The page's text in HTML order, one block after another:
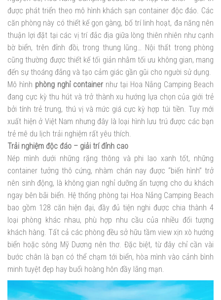
được phát triển theo mô hình khách sạn container độc đáo. Các
căn phòng này có thiết kế gọn gàng, bố trí linh hoạt, đa năng nên
thuận lợi đặt tại các vị trí đắc địa giữa lòng thiên nhiên như cạnh
bờ biển, trên đỉnh đồi, trong thung lũng… Nội thất trong phòng
cũng thường được thiết kế tối giản nhằm tối ưu không gian, mang
đến sự thoáng đãng và tạo cảm giác gần gũi cho người sử dụng.
Mô hình phòng nghỉ container như tại Hoa Nắng Camping Beach
đang cực kỳ thu hút và trở thành xu hướng lựa chọn của giới trẻ
bởi tính trẻ trung, thú vị và mức giá cực kỳ hợp túi tiền. Tuy mới
xuất hiện ở Việt Nam nhưng đây là loại hình lưu trú được các bạn
trẻ mê du lịch trải nghiệm rất yêu thích.
Trải nghiệm độc đáo – giải trí đỉnh cao
Nép mình dưới những rặng thông và phi lao xanh tốt, những
container tưởng thô cứng, nhàm chán nay được “biến hình” trở
nên sinh động, là không gian nghỉ dưỡng ấn tượng cho du khách
ngay bên bãi biển. Hệ thống phòng tại Hoa Nắng Camping Beach
bao gồm 128 căn hiện đại, đầy đủ tiện nghi được chia thành 4
loại phòng khác nhau, phù hợp nhu cầu của nhiều đối tượng
khách hàng. Tất cả các phòng đều sở hữu tầm view xịn xò hướng
biển hoặc sông Mỹ Dương nên thơ. Đặc biệt, từ đây chỉ cần vài
bước chân là bạn có thể chạm tới biển, hòa mình vào cảnh bình
minh tuyệt đẹp hay buổi hoàng hôn đầy lãng mạn.